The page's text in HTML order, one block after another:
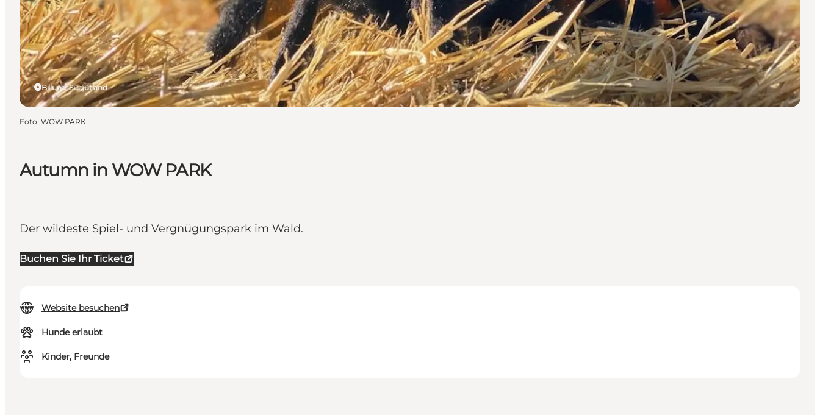
Autumn in WOW PARK
Der wildeste Spiel- und Vergnügungspark im Wald.
Buchen Sie Ihr Ticket
Website besuchen
Hunde erlaubt
Kinder, Freunde
Billund, Südjütland
Foto: WOW PARK